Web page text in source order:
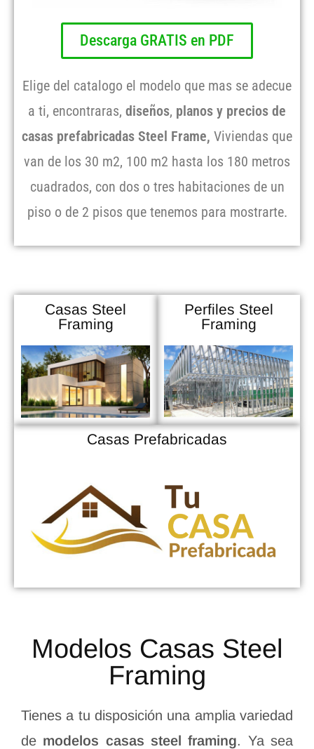
Descarga GRATIS en PDF
Elige del catalogo el modelo que mas se adecue
a ti, encontraras, diseños, planos y precios de
casas prefabricadas Steel Frame, Viviendas que
van de los 30 m2, 100 m2 hasta los 180 metros
cuadrados, con dos o tres habitaciones de un
piso o de 2 pisos que tenemos para mostrarte.
Casas Steel
Framing
Perfiles Steel
Framing
Casas Prefabricadas
Modelos Casas Steel
Framing
Tienes a tu disposición una amplia variedad
de modelos casas steel framing. Ya sea